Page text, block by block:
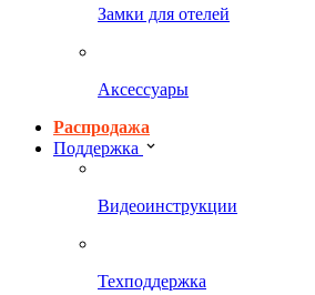
Замки для отелей
Аксессуары
Распродажа
Поддержка
Видеоинструкции
Техподдержка